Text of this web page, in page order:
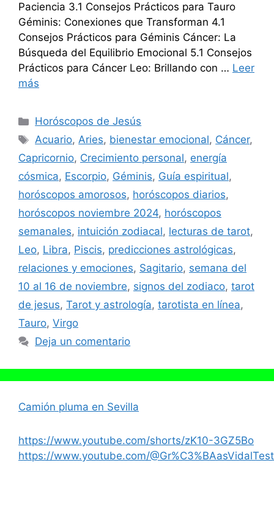
Paciencia 3.1 Consejos Prácticos para Tauro
Géminis: Conexiones que Transforman 4.1
Consejos Prácticos para Géminis Cáncer: La
Búsqueda del Equilibrio Emocional 5.1 Consejos
Prácticos para Cáncer Leo: Brillando con … Leer
más
Categorías
Horóscopos de Jesús
Etiquetas
Acuario,Aries, bienestar emocional, Cáncer,
Capricornio, Crecimiento personal, energía
cósmica, Escorpio, Géminis, Guía espiritual,
horóscopos amorosos, horóscopos diarios,
horóscopos noviembre 2024, horóscopos
semanales, intuición zodiacal, lecturas de tarot,
Leo, Libra, Piscis, predicciones astrológicas,
relaciones y emociones, Sagitario, semana del
10 al 16 de noviembre, signos del zodiaco, tarot
de jesus, Tarot y astrología, tarotista en línea,
Tauro, Virgo
Deja un comentario
Camión pluma en Sevilla
https://www.youtube.com/shorts/zK10-3GZ5Bo
https://www.youtube.com/